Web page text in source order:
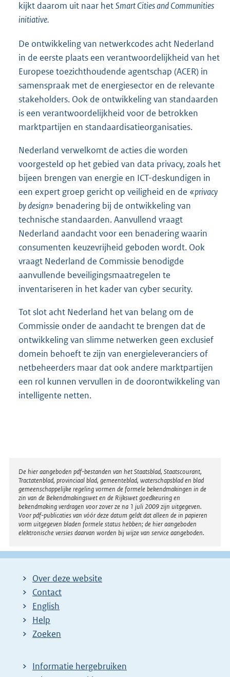
kijkt daarom uit naar hetSmart Cities and Communities
initiative.
De ontwikkeling van netwerkcodes acht Nederland
in de eerste plaats een verantwoordelijkheid van het
Europese toezichthoudende agentschap (ACER) in
samenspraak met de energiesector en de relevante
stakeholders. Ook de ontwikkeling van standaarden
is een verantwoordelijkheid voor de betrokken
marktpartijen en standaardisatieorganisaties.
Nederland verwelkomt de acties die worden
voorgesteld op het gebied van data privacy, zoals het
bijeen brengen van energie en ICT-deskundigen in
een expert groep gericht op veiligheid en de «privacy
by design» benadering bij de ontwikkeling van
technische standaarden. Aanvullend vraagt
Nederland aandacht voor een benadering waarin
consumenten keuzevrijheid geboden wordt. Ook
vraagt Nederland de Commissie benodigde
aanvullende beveiligingsmaatregelen te
inventariseren in het kader van cyber security.
Tot slot acht Nederland het van belang om de
Commissie onder de aandacht te brengen dat de
ontwikkeling van slimme netwerken geen exclusief
domein behoeft te zijn van energieleveranciers of
netbeheerders maar dat ook andere marktpartijen
een rol kunnen vervullen in de doorontwikkeling van
intelligente netten.
Disclaimer
De hier aangeboden pdf-bestanden van het Staatsblad, Staatscourant,
Tractatenblad, provinciaal blad, gemeenteblad, waterschapsblad en blad
gemeenschappelijke regeling vormen de formele bekendmakingen in de
zin van de Bekendmakingswet en de Rijkswet goedkeuring en
bekendmaking verdragen voor zover ze na 1 juli 2009 zijn uitgegeven.
Voor pdf-publicaties van vóór deze datum geldt dat alleen de in papieren
vorm uitgegeven bladen formele status hebben; de hier aangeboden
elektronische versies daarvan worden bij wijze van service aangeboden.
Over deze website
Contact
English
Help
Zoeken
Informatie hergebruiken